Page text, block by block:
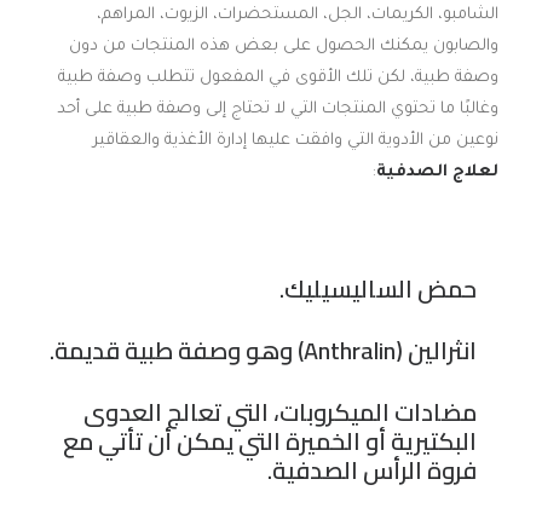
الشامبو، الكريمات، الجل، المستحضرات، الزيوت، المراهم،
والصابون يمكنك الحصول على بعض هذه المنتجات من دون
وصفة طبية، لكن تلك الأقوى في المفعول تتطلب وصفة طبية
وغالبًا ما تحتوي المنتجات التي لا تحتاج إلى وصفة طبية على أحد
نوعين من الأدوية التي وافقت عليها إدارة الأغذية والعقاقير
لعلاج الصدفية:
حمض الساليسيليك.
انثرالين (Anthralin) وهو وصفة طبية قديمة.
مضادات الميكروبات، التي تعالج العدوى
البكتيرية أو الخميرة التي يمكن أن تأتي مع
فروة الرأس الصدفية.